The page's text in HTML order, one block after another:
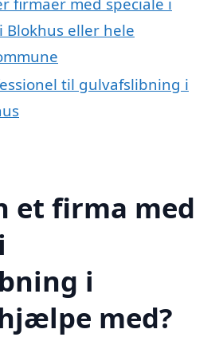
eller hele
til gulvafslibning i
et firma med
i
med?